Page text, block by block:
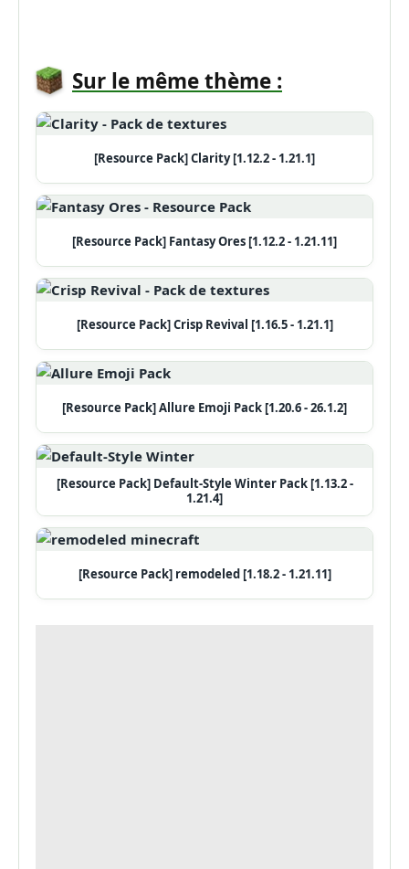
Sur le même thème :
[Resource Pack] Clarity [1.12.2 - 1.21.1]
[Resource Pack] Fantasy Ores [1.12.2 - 1.21.11]
[Resource Pack] Crisp Revival [1.16.5 - 1.21.1]
[Resource Pack] Allure Emoji Pack [1.20.6 - 26.1.2]
[Resource Pack] Default-Style Winter Pack [1.13.2 -
1.21.4]
[Resource Pack] remodeled [1.18.2 - 1.21.11]